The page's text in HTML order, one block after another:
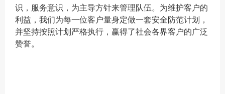
识，服务意识，为主导方针来管理队伍。为维护客户的
利益，我们为每一位客户量身定做一套安全防范计划，
并坚持按照计划严格执行，赢得了社会各界客户的广泛
赞誉。